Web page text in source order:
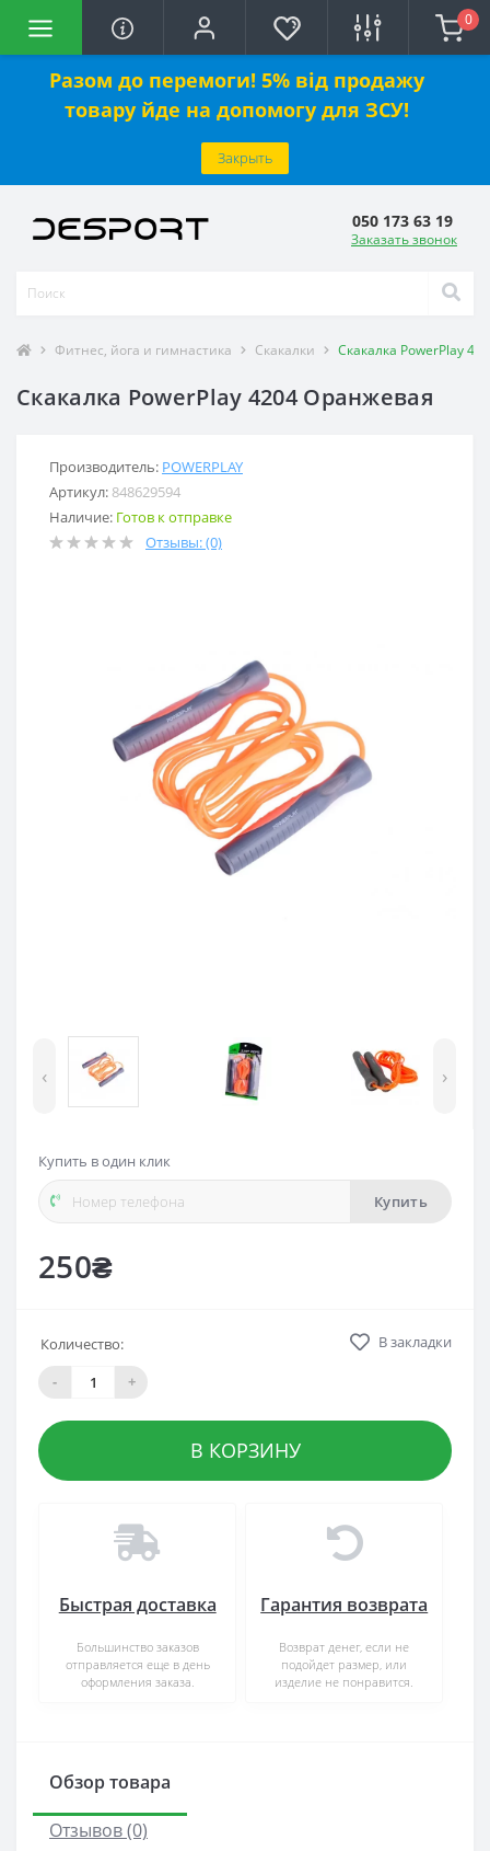
Разом до перемоги! 5% від продажу
товару йде на допомогу для ЗСУ!
Закрыть
0
050 173 63 19
Заказать звонок
Фитнес, йога и гимнастика Скакалки Скакалка PowerPlay
Скакалка PowerPlay 4204 Оранжевая
Производитель: POWERPLAY
Артикул: 848629594
Наличие: Готов к отправке
Отзывы: (0)
‹ ›
250₴
Купить в один клик
Купить
Количество:
-
+
В закладки
В КОРЗИНУ
Быстрая доставка
Большинство заказов
отправляется еще в день
оформления заказа.
Гарантия возврата
Возврат денег, если не
подойдет размер, или
изделие не понравится.
Обзор товара
Отзывов (0)